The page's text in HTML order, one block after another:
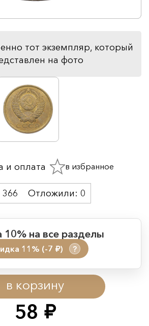
тот экземпляр, который
на фото
58 руб.
в корзину
10% на все разделы
11% (-7 руб.) ?
акции:
08.08.2026 00:01
09.08.2026 23:59
366 Отложили: 0
и оплата в избранное